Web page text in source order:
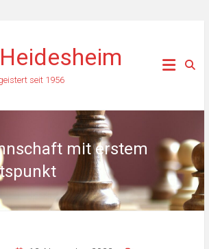
seit 1956
mit erstem